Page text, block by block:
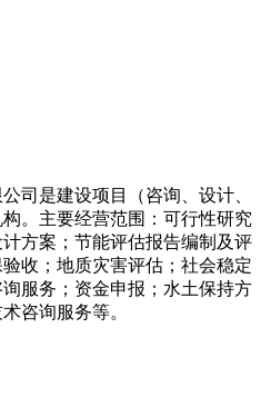
司是建设项目（咨询、设计、
。主要经营范围：可行性研究
方案；节能评估报告编制及评
收；地质灾害评估；社会稳定
服务；资金申报；水土保持方
咨询服务等。